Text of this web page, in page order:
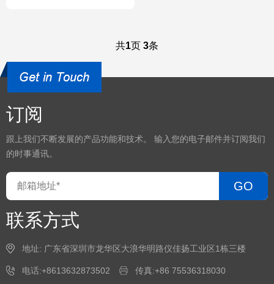
共1页 3条
订阅
跟上我们不断发展的产品功能和技术。 输入您的电子邮件并订阅我们
的时事通讯。
GO
联系方式
地址: 广东省深圳市龙华区大浪华明路仪佳扬工业区1栋三楼
电话:+8613632873502 传真:+86 75536318030